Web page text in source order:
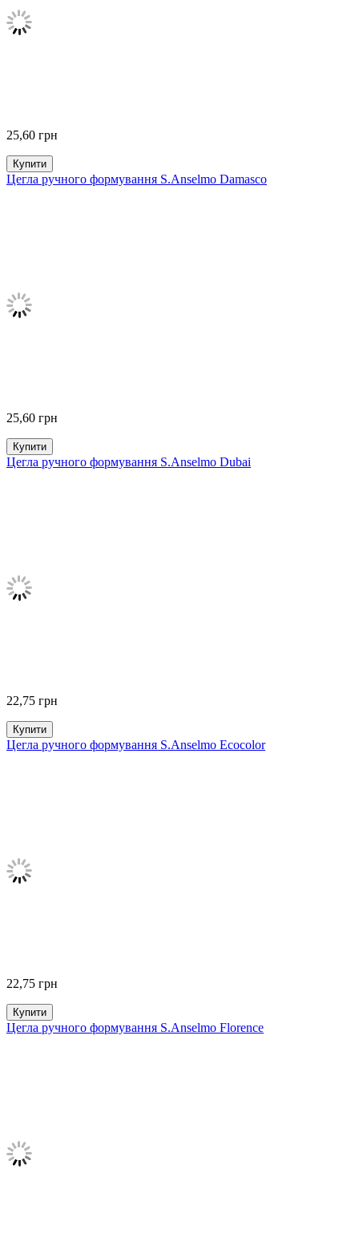
25,60 грн
Купити
Цегла ручного формування S.Anselmo Damasco
25,60 грн
Купити
Цегла ручного формування S.Anselmo Dubai
22,75 грн
Купити
Цегла ручного формування S.Anselmo Ecocolor
22,75 грн
Купити
Цегла ручного формування S.Anselmo Florence